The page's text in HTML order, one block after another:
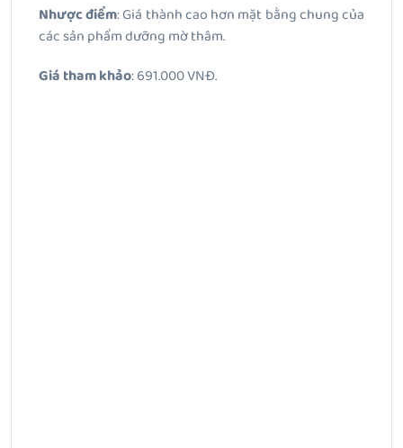
Nhược điểm: Giá thành cao hơn mặt bằng chung của
các sản phẩm dưỡng mờ thâm.
Giá tham khảo: 691.000 VNĐ.